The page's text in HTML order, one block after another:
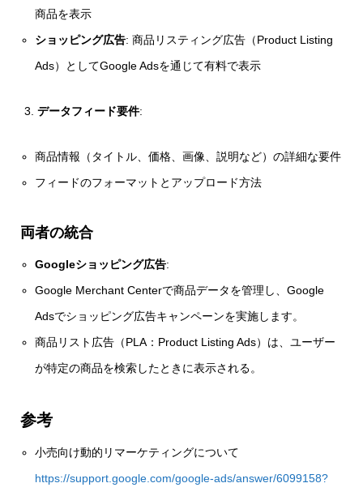
商品を表示
ショッピング広告: 商品リスティング広告（Product Listing
Ads）としてGoogle Adsを通じて有料で表示
データフィード要件:
商品情報（タイトル、価格、画像、説明など）の詳細な要件
フィードのフォーマットとアップロード方法
両者の統合
Googleショッピング広告:
Google Merchant Centerで商品データを管理し、Google
Adsでショッピング広告キャンペーンを実施します。
商品リスト広告（PLA：Product Listing Ads）は、ユーザー
が特定の商品を検索したときに表示される。
参考
小売向け動的リマーケティングについて
https://support.google.com/google-ads/answer/6099158?